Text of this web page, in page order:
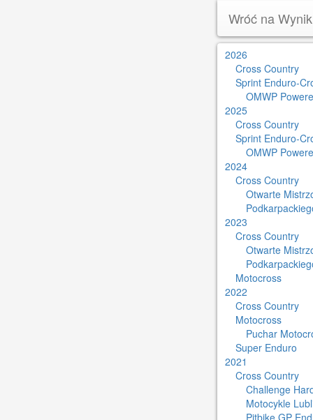
Wróć na
2026
Cross Country
Sprint Enduro-
OMWP
2025
Cross Country
Sprint Enduro-
OMWP
2024
Cross Country
Otwarte
2023
Cross Country
Otwarte
Motocross
2022
Cross Country
Motocross
Puchar
Super Enduro
2021
Cross Country
Challenge
Motocykle
Pitbike GP